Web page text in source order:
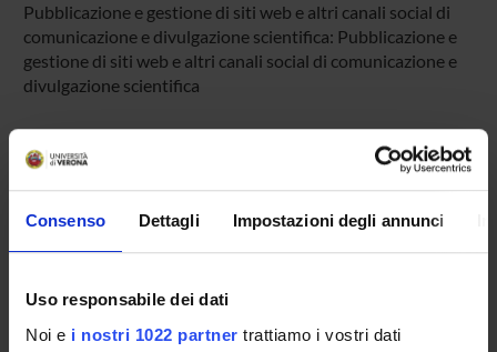
Consenso Dettagli Impostazioni degli annunci
Uso responsabile dei dati
Noi e i nostri 1022 partner trattiamo i vostri dati
Pubblicazione e gestione di siti web e altri canali social di
comunicazione e divulgazione scientifica: Pubblicazione e
gestione di siti web e altri canali social di comunicazione e
divulgazione scientifica
Questa iniziativa contribuisce al perseguimento degli
Maggiori informazioni su